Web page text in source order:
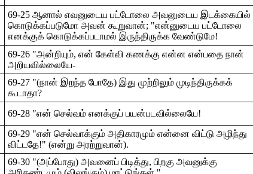
69-25 ஆனால் எவனுடைய பட்டோலை அவனுடைய இடக்கையில்
கொடுக்கப்படுமோ அவன் கூறுவான்; "என்னுடைய பட்டோலை
எனக்குக் கொடுக்கப்படாமல் இருந்திருக்க வேண்டுமே!
69-26 "அன்றியும், என் கேள்வி கணக்கு என்ன என்பதை நான்
அறியவில்லையே-
69-27 "(நான் இறந்த போதே) இது முற்றிலும் முடிந்திருக்கக்
கூடாதா?
69-28 "என் செல்வம் எனக்குப் பயன்படவில்லையே!
69-29 "என் செல்வாக்கும் அதிகாரமும் என்னை விட்டு அழிந்து
விட்டதே!" (என்று அரற்றுவான்).
69-30 "(அப்போது) அவனைப் பிடித்து, பிறகு அவனுக்கு